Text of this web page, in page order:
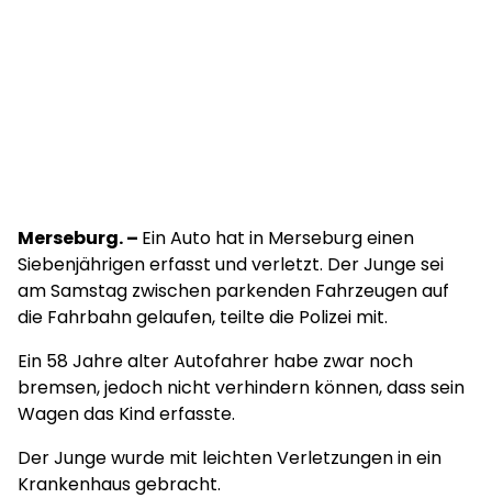
Merseburg. – Ein Auto hat in Merseburg einen
Siebenjährigen erfasst und verletzt. Der Junge sei
am Samstag zwischen parkenden Fahrzeugen auf
die Fahrbahn gelaufen, teilte die Polizei mit.
Ein 58 Jahre alter Autofahrer habe zwar noch
bremsen, jedoch nicht verhindern können, dass sein
Wagen das Kind erfasste.
Der Junge wurde mit leichten Verletzungen in ein
Krankenhaus gebracht.